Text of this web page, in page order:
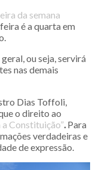
da semana
é a quarta em
ou seja, servirá
nas demais
Dias Toffoli,
o direito ao
Constituição”.Para
verdadeiras e
de expressão.